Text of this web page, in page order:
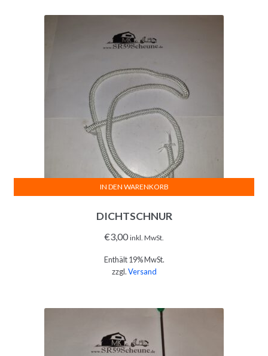
DICHTSCHNUR
€3,00 inkl. MwSt.
Enthält 19% MwSt.
zzgl.Versand
IN DEN WARENKORB